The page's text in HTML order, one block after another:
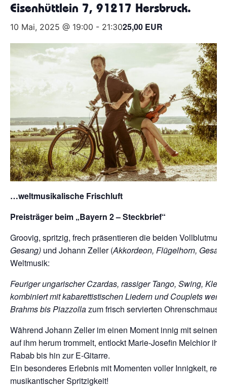
Eisenhüttlein 7, 91217 Hersbruck.
10 Mai, 2025 @ 19:00 - 21:3025,00 EUR
…weltmusikalische Frischluft
Preisträger beim „Bayern 2 – Steckbrief“
Groovig, spritzig, frech präsentieren die beiden
Gesang) und Johann Zeller (Akkordeon, Flügelhorn,
Weltmusik:
Feuriger ungarischer Czardas, rassiger Tango, Swing,
kombiniert mit kabarettistischen Liedern und Couplets
Brahms bis Piazzollazum frisch servierten Ohrenschmaus.
Während Johann Zeller im einen Moment innig mit seinem
auf ihm herum trommelt, entlockt Marie-Josefin Melchior
Rabab bis hin zur E-Gitarre.
Ein besonderes Erlebnis mit Momenten voller Innigkeit,
musikantischer Spritzigkeit!